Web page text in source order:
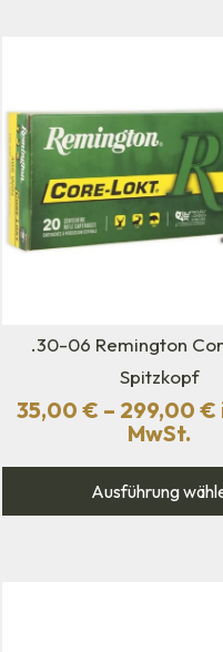
.30-06 Remington
Spitzkopf
35,00 € – 299,00 €
MwSt.
Ausführung